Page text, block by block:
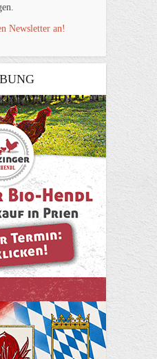
Newsletter an!